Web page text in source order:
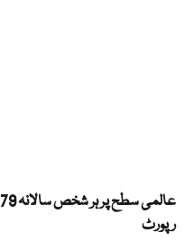
رپورٹ